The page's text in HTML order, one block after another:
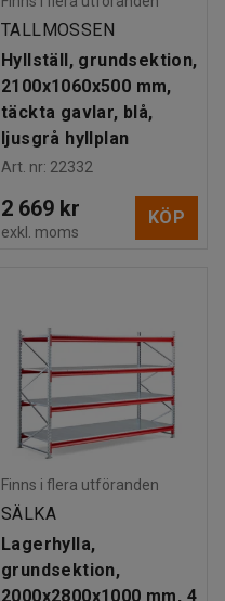
TALLMOSSEN
Hyllställ, grundsektion,
2100x1060x500 mm,
täckta gavlar, blå,
ljusgrå hyllplan
Art. nr: 22332
2 669 kr
exkl. moms
KÖP
Finns i flera utföranden
SÄLKA
Lagerhylla,
grundsektion,
2000x2800x1000 mm, 4